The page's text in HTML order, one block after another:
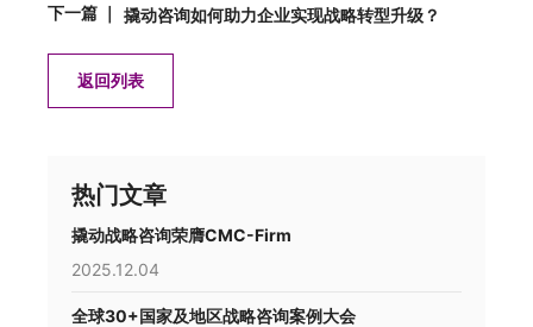
下一篇 ｜
撬动咨询如何助力企业实现战略转型升级？
返回列表
热门文章
撬动战略咨询荣膺CMC-Firm
2025.12.04
全球30+国家及地区战略咨询案例大会